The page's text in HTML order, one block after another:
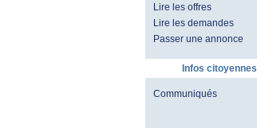
Lire les offres
Lire les demandes
Passer une annonce
Infos citoyennes
Communiqués